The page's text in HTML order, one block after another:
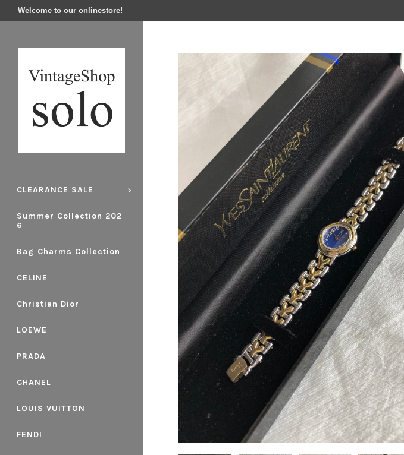
Welcome to our onlinestore!
CLEARANCE SALE
Summer Collection 202
6
Bag Charms Collection
CELINE
Christian Dior
LOEWE
PRADA
CHANEL
LOUIS VUITTON
FENDI